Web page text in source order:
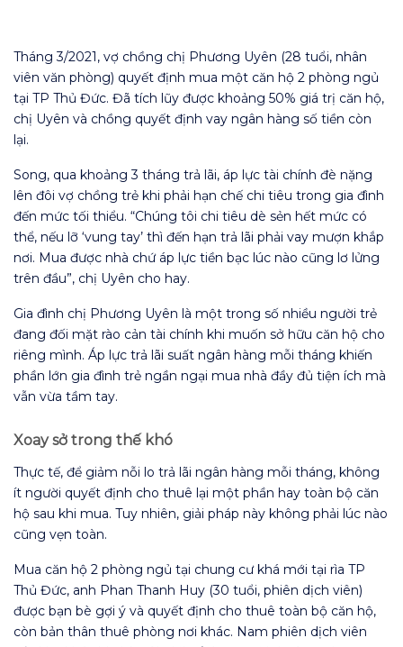
Tháng 3/2021, vợ chồng chị Phương Uyên (28 tuổi, nhân
viên văn phòng) quyết định mua một căn hộ 2 phòng ngủ
tại TP Thủ Đức. Đã tích lũy được khoảng 50% giá trị căn hộ,
chị Uyên và chồng quyết định vay ngân hàng số tiền còn
lại.
Song, qua khoảng 3 tháng trả lãi, áp lực tài chính đè nặng
lên đôi vợ chồng trẻ khi phải hạn chế chi tiêu trong gia đình
đến mức tối thiểu. “Chúng tôi chi tiêu dè sẻn hết mức có
thể, nếu lỡ ‘vung tay’ thì đến hạn trả lãi phải vay mượn khắp
nơi. Mua được nhà chứ áp lực tiền bạc lúc nào cũng lơ lửng
trên đầu”, chị Uyên cho hay.
Gia đình chị Phương Uyên là một trong số nhiều người trẻ
đang đối mặt rào cản tài chính khi muốn sở hữu căn hộ cho
riêng mình. Áp lực trả lãi suất ngân hàng mỗi tháng khiến
phần lớn gia đình trẻ ngần ngại mua nhà đầy đủ tiện ích mà
vẫn vừa tầm tay.
Xoay sở trong thế khó
Thực tế, để giảm nỗi lo trả lãi ngân hàng mỗi tháng, không
ít người quyết định cho thuê lại một phần hay toàn bộ căn
hộ sau khi mua. Tuy nhiên, giải pháp này không phải lúc nào
cũng vẹn toàn.
Mua căn hộ 2 phòng ngủ tại chung cư khá mới tại rìa TP
Thủ Đức, anh Phan Thanh Huy (30 tuổi, phiên dịch viên)
được bạn bè gợi ý và quyết định cho thuê toàn bộ căn hộ,
còn bản thân thuê phòng nơi khác. Nam phiên dịch viên